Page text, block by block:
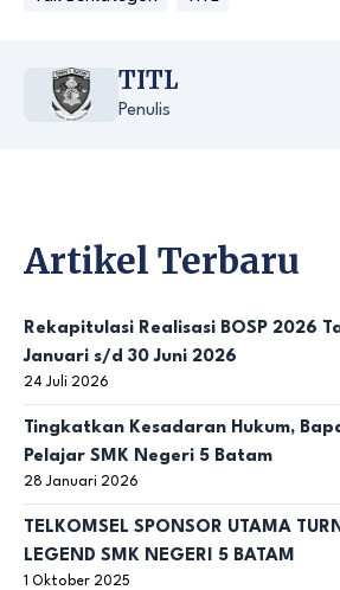
TITL
Penulis
Artikel Terbaru
Rekapitulasi Realisasi BOSP 2026
Januari s/d 30 Juni 2026
24 Juli 2026
Tingkatkan Kesadaran Hukum,
Pelajar SMK Negeri 5 Batam
28 Januari 2026
TELKOMSEL SPONSOR UTAMA
LEGEND SMK NEGERI 5 BATAM
1 Oktober 2025